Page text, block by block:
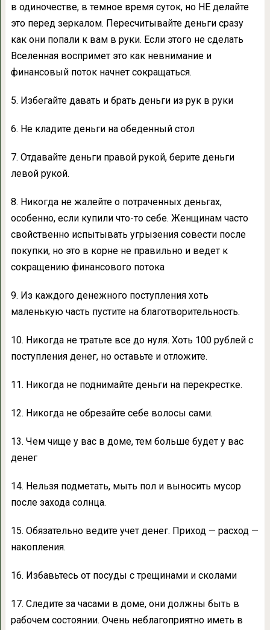
в одиночестве, в темное время суток, но НЕ делайте
это перед зеркалом. Пересчитывайте деньги сразу
как они попали к вам в руки. Если этого не сделать
Вселенная воспримет это как невнимание и
финансовый поток начнет сокращаться.
5. Избегайте давать и брать деньги из рук в руки
6. Не кладите деньги на обеденный стол
7. Отдавайте деньги правой рукой, берите деньги
левой рукой.
8. Никогда не жалейте о потраченных деньгах,
особенно, если купили что-то себе. Женщинам часто
свойственно испытывать угрызения совести после
покупки, но это в корне не правильно и ведет к
сокращению финансового потока
9. Из каждого денежного поступления хоть
маленькую часть пустите на благотворительность.
10. Никогда не тратьте все до нуля. Хоть 100 рублей с
поступления денег, но оставьте и отложите.
11. Никогда не поднимайте деньги на перекрестке.
12. Никогда не обрезайте себе волосы сами.
13. Чем чище у вас в доме, тем больше будет у вас
денег
14. Нельзя подметать, мыть пол и выносить мусор
после захода солнца.
15. Обязательно ведите учет денег. Приход — расход —
накопления.
16. Избавьтесь от посуды с трещинами и сколами
17. Следите за часами в доме, они должны быть в
рабочем состоянии. Очень неблагоприятно иметь в